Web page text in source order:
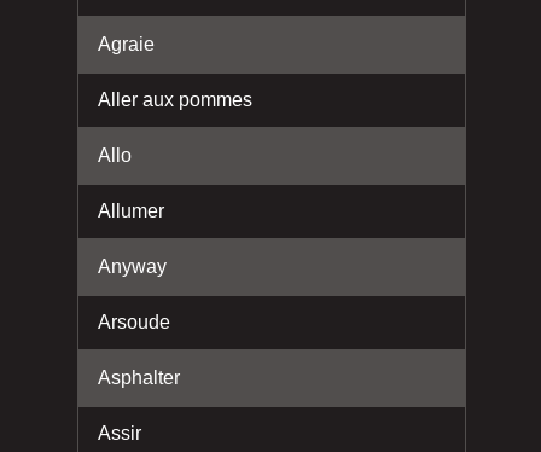
Agraie
Aller aux pommes
Allo
Allumer
Anyway
Arsoude
Asphalter
Assir